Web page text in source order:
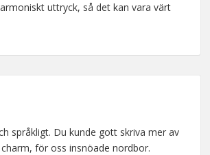
uttryck, så det kan vara värt
språkligt. Du kunde gott skriva mer av
för oss insnöade nordbor.